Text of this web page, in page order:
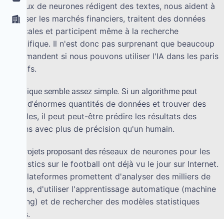
seaux de neurones rédigent des textes, nous aident à
analyser les marchés financiers, traitent des données
dicales et participent même à la recherche
scientifique. Il n'est donc pas surprenant que beaucoup
se demandent si nous pouvons utiliser l'IA dans les paris
sportifs.
La logique semble assez simple. Si un algorithme peut
traiter d'énormes quantités de données et trouver des
les, il peut peut-être prédire les résultats des
matchs avec plus de précision qu'un humain.
Des projets proposant des réseaux de neurones pour les
pronostics sur le football ont déjà vu le jour sur Internet.
Ces plateformes promettent d'analyser des milliers de
matchs, d'utiliser l'apprentissage automatique (machine
learning) et de rechercher des modèles statistiques
cis.